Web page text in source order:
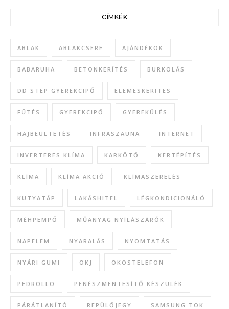
CÍMKÉK
ABLAK ABLAKCSERE AJÁNDÉKOK
BABARUHA BETONKERÍTÉS BURKOLÁS
DD STEP GYEREKCIPŐ ELEMESKERITES
FŰTÉS GYEREKCIPŐ GYEREKÜLÉS
HAJBEÜLTETÉS INFRASZAUNA INTERNET
INVERTERES KLÍMA KARKÖTŐ KERTÉPÍTÉS
KLÍMA KLÍMA AKCIÓ KLÍMASZERELÉS
KUTYATÁP LAKÁSHITEL LÉGKONDICIONÁLÓ
MÉHPEMPŐ MŰANYAG NYÍLÁSZÁRÓK
NAPELEM NYARALÁS NYOMTATÁS
NYÁRI GUMI OKJ OKOSTELEFON
PEDROLLO PENÉSZMENTESÍTŐ KÉSZÜLÉK
PÁRÁTLANÍTÓ REPÜLŐJEGY SAMSUNG TOK